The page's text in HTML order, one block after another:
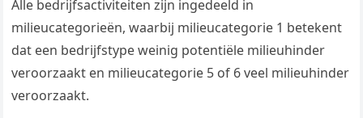
Alle bedrijfsactiviteiten zijn ingedeeld in
milieucategorieën, waarbij milieucategorie 1 betekent
dat een bedrijfstype weinig potentiële milieuhinder
veroorzaakt en milieucategorie 5 of 6 veel milieuhinder
veroorzaakt.